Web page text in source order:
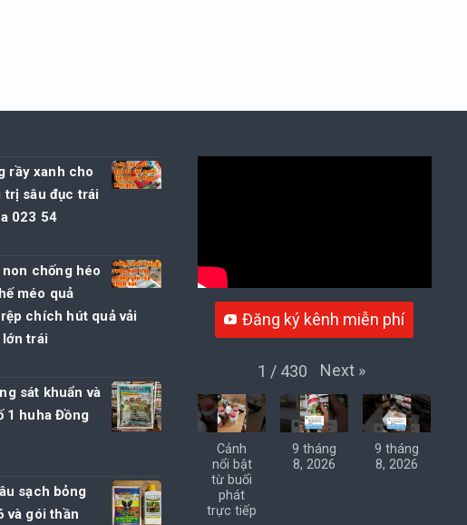
rầy xanh cho
trị sâu đục trái
023 54
chống héo
méo quả
chích hút quả vải
trái
sát khuẩn và
1 huha Đồng
sạch bỏng
và gói thần
Đăng ký kênh miễn phí
1 / 430 Next »
Cảnh
nổi bật
từ buổi
phát
trực tiếp
9 tháng
8, 2026
9 tháng
8, 2026